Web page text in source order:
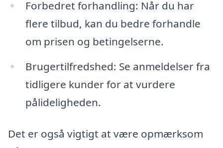
Forbedret forhandling: Når du har
flere tilbud, kan du bedre forhandle
om prisen og betingelserne.
Brugertilfredshed: Se anmeldelser fra
tidligere kunder for at vurdere
pålideligheden.
Det er også vigtigt at være opmærksom